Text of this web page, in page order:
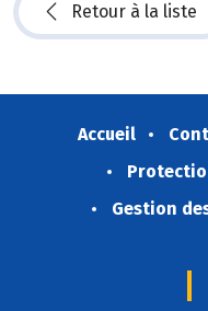
Retour à la liste
Accueil
Gestion